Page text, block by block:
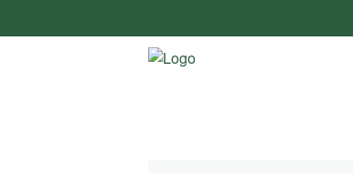
überspringen